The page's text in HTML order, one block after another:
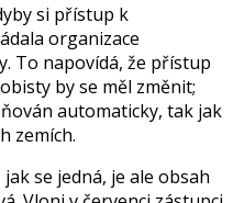
si přístup k
organizace
To napovídá, že přístup
by se měl změnit;
automaticky, tak jak
zemích.
se jedná, je ale obsah